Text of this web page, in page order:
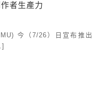
者生產力
今（7/26）日宣布推出